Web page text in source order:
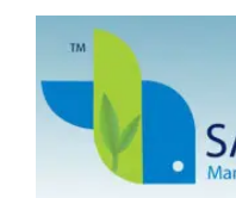
দেশের বিভিন্ন অঞ্চলে
আগস্টে টানা বৃষ্টি ও
স্বস্তি ও শঙ্কার পূর্বাভাস